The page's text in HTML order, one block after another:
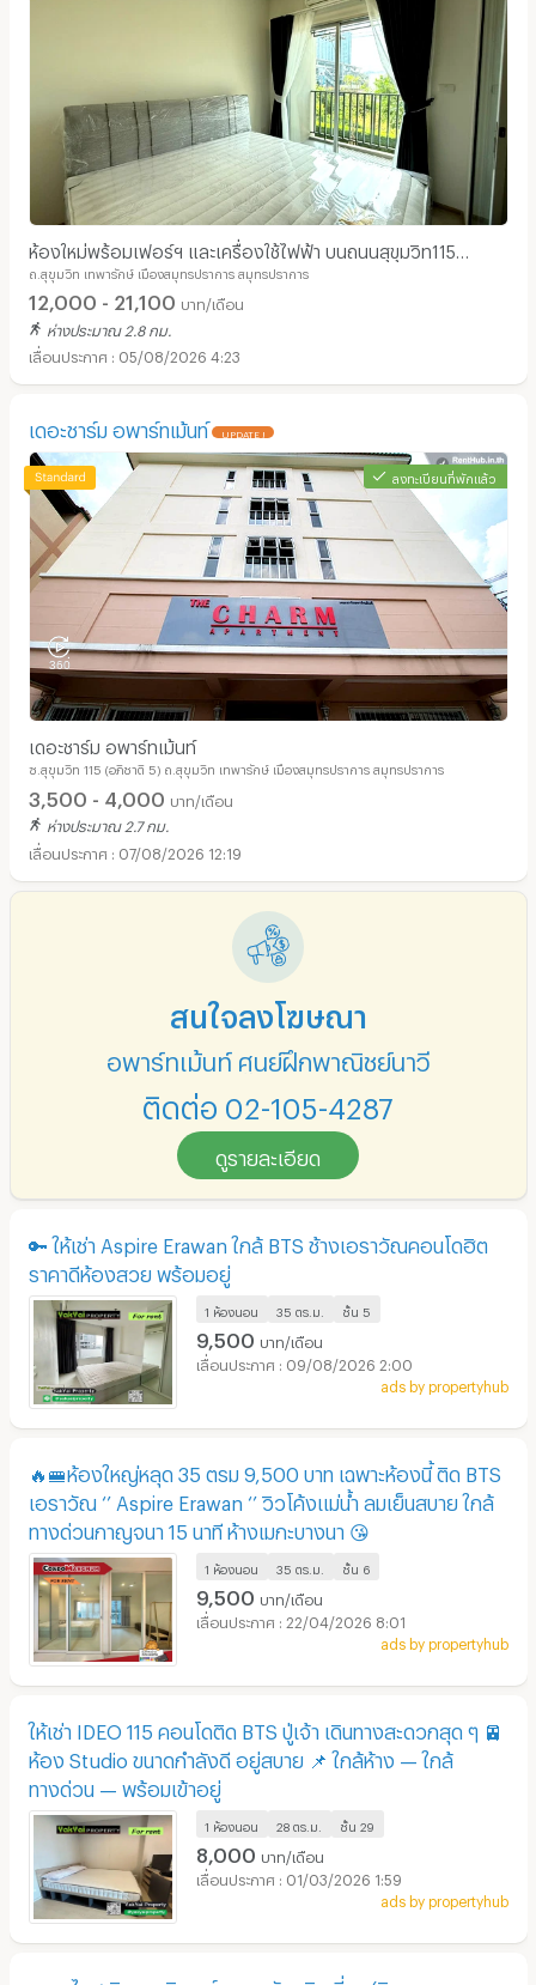
ห้องใหม่พร้อมเฟอร์ฯ และเครื่องใช้ไฟฟ้า บนถนนสุขุมวิท115
ติดBTSปู่เจ้า ทำเลดี
ถ.สุขุมวิท เทพารักษ์ เมืองสมุทรปราการ สมุทรปราการ
12,000 - 21,100 บาท/เดือน
ห่างประมาณ 2.8 กม.
05/08/2026 4:23
เดอะชาร์ม อพาร์ทเม้นท์ UPDATE !
ลงทะเบียนที่พักแล้ว
เดอะชาร์ม อพาร์ทเม้นท์
ซ.สุขุมวิท 115 (อภิชาติ 5) ถ.สุขุมวิท เทพารักษ์ เมืองสมุทรปราการ สมุทรปราการ
3,500 - 4,000 บาท/เดือน
ห่างประมาณ 2.7 กม.
07/08/2026 12:19
สนใจลงโฆษณา
อพาร์ทเม้นท์ ศูนย์ฝึกพาณิชย์นาวี
ติดต่อ 02-105-4287
ดูรายละเอียด
🔑 ให้เช่า Aspire Erawan ใกล้ BTS ช้างเอราวัณคอนโดฮิต
ราคาดีห้องสวย พร้อมอยู่
1 ห้องนอน 35 ตร.ม. ชั้น 5
9,500 บาท/เดือน
09/08/2026 2:00
ads by propertyhub
🔥🚝ห้องใหญ่หลุด 35 ตรม 9,500 บาท เฉพาะห้องนี้ ติด BTS
เอราวัณ ‘’ Aspire Erawan ‘’ วิวโค้งแม่น้ำ ลมเย็นสบาย ใกล้
ทางด่วนกาญจนา 15 นาที ห้างเมกะบางนา 😘
1 ห้องนอน 35 ตร.ม. ชั้น 6
9,500 บาท/เดือน
22/04/2026 8:01
ads by propertyhub
ให้เช่า IDEO 115 คอนโดติด BTS ปู่เจ้า เดินทางสะดวกสุด ๆ 🚈
ห้อง Studio ขนาดกำลังดี อยู่สบาย 📌 ใกล้ห้าง — ใกล้
ทางด่วน — พร้อมเข้าอยู่
1 ห้องนอน 28 ตร.ม. ชั้น 29
8,000 บาท/เดือน
01/03/2026 1:59
ads by propertyhub